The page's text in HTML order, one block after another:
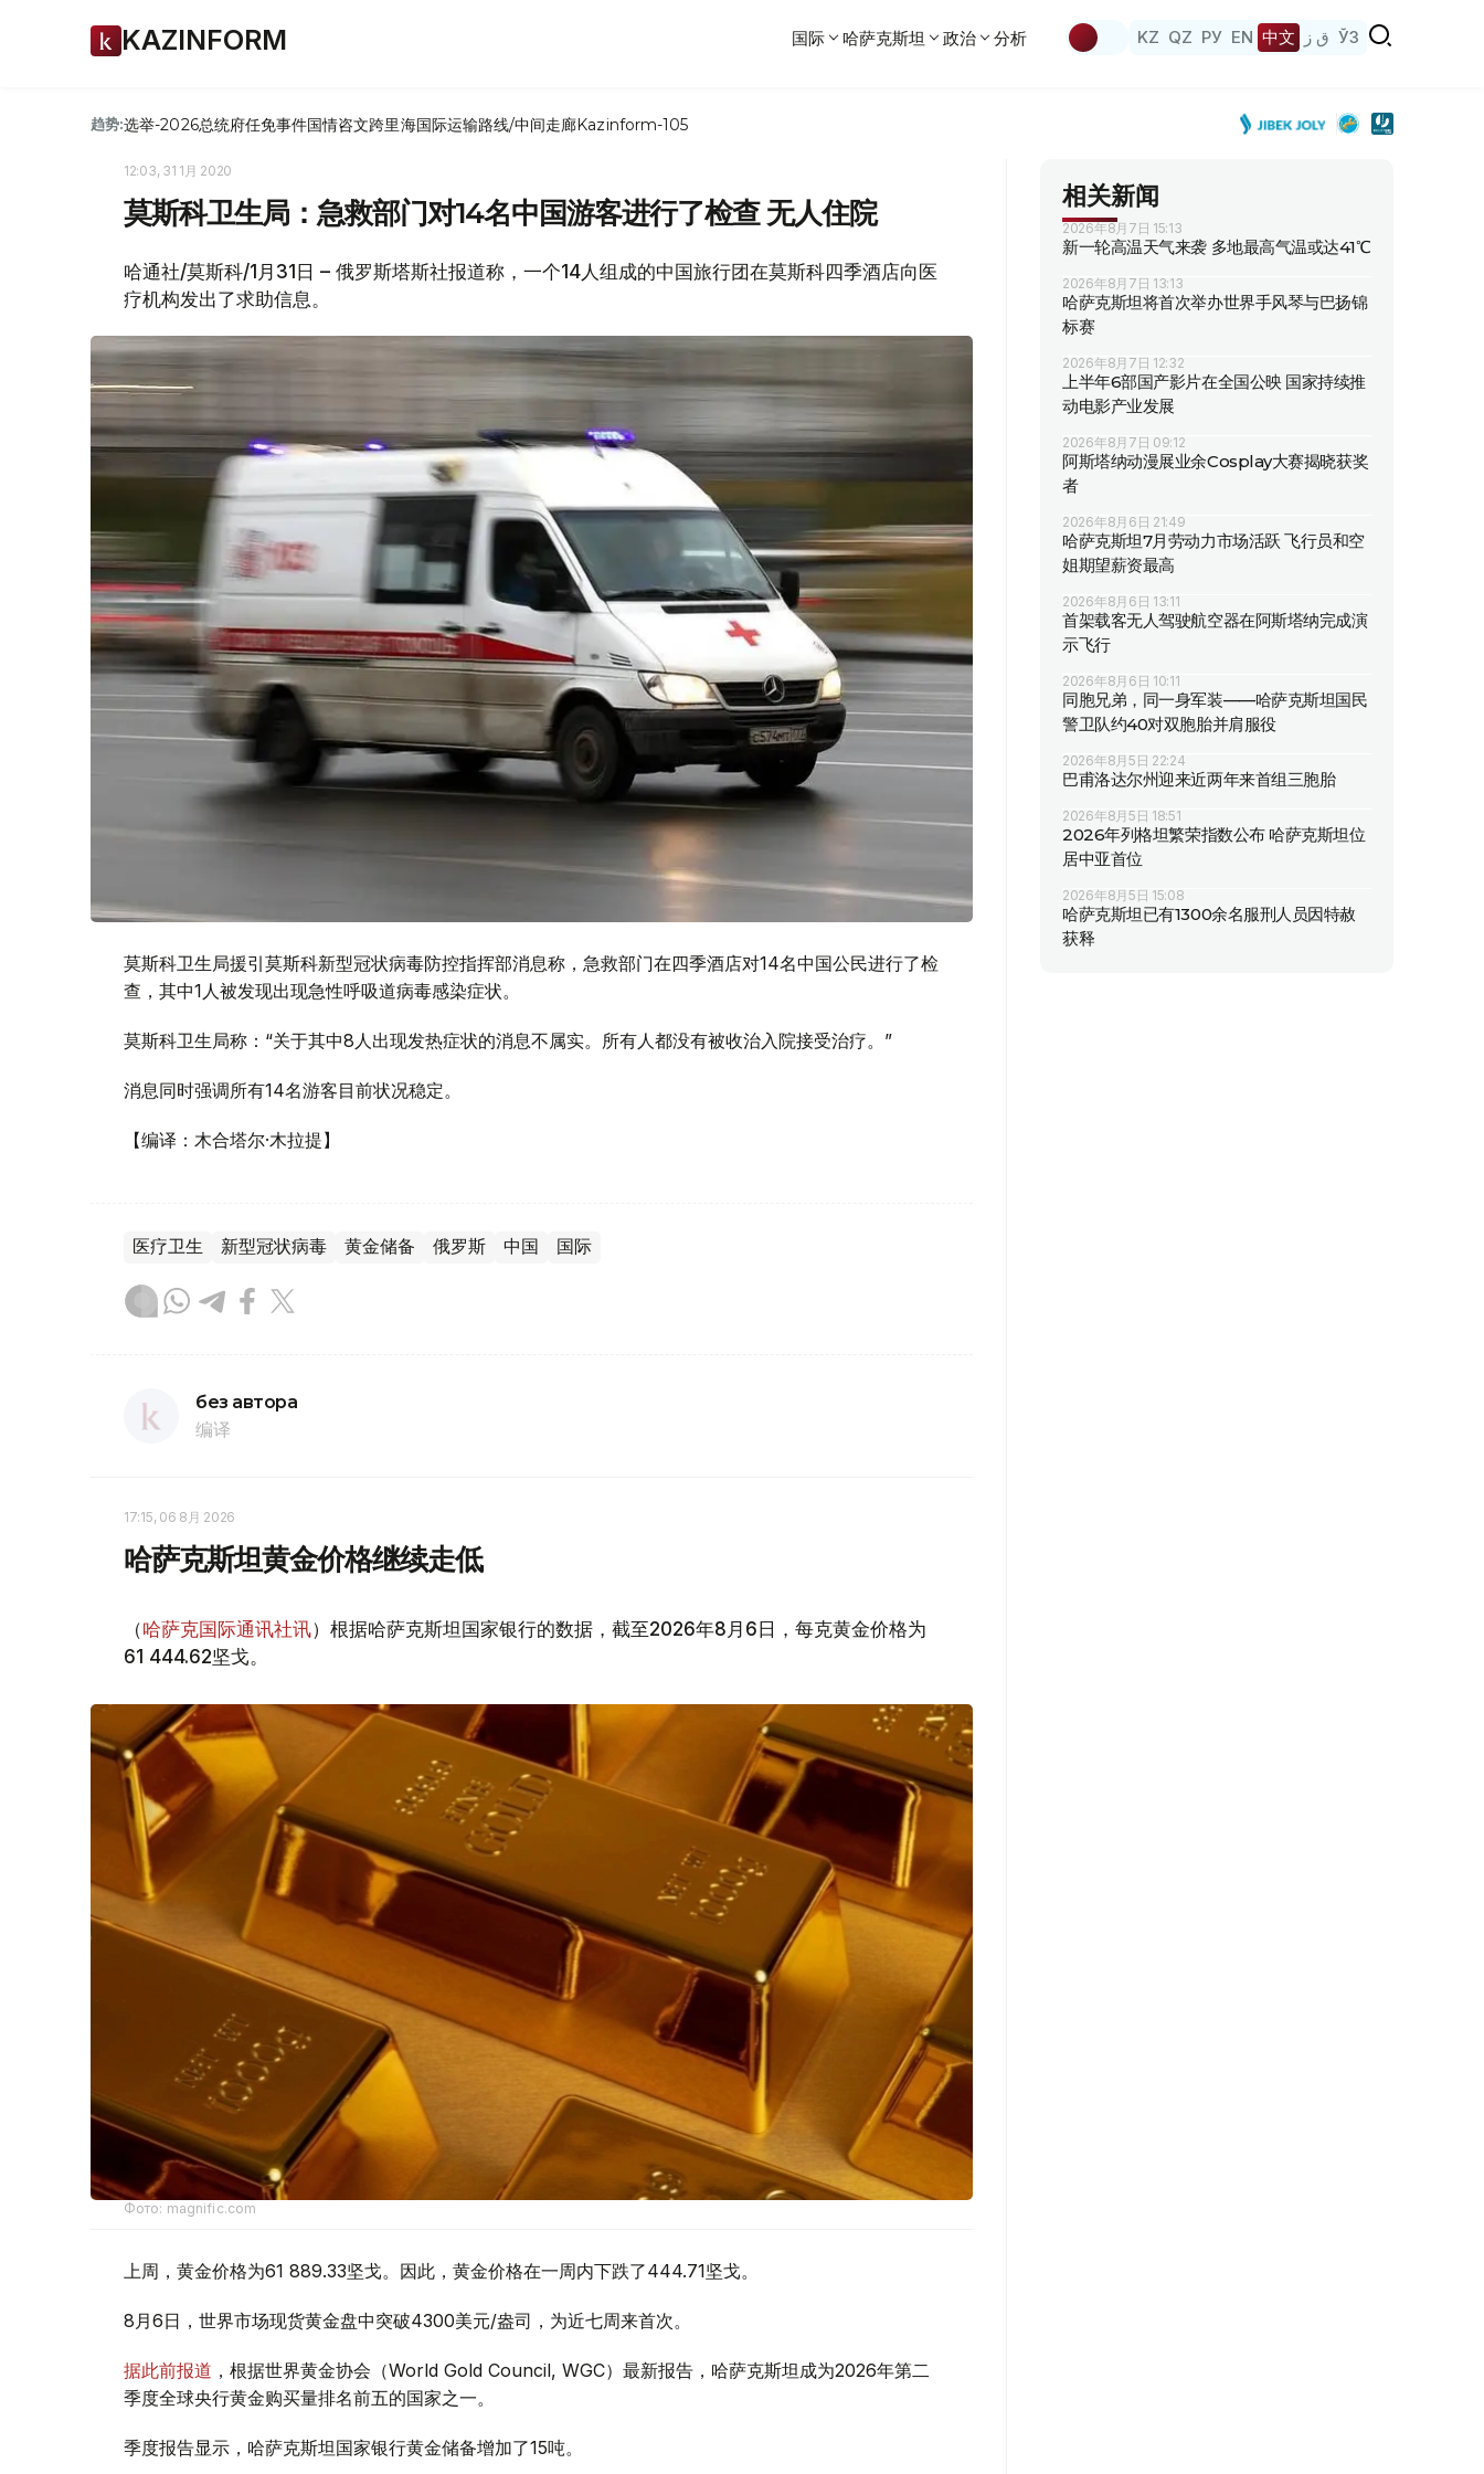
KAZINFORM 国际 哈萨克斯坦 政治 分析 KZ QZ РУ EN 中文 ق ز ЎЗ
趋势:选举-2026总统府任免事件国情咨文跨里海国际运输路线/中间走廊Kazinform-105
12:03, 31 1月 2020
莫斯科卫生局：急救部门对14名中国游客进行了检查 无人住院
哈通社/莫斯科/1月31日 – 俄罗斯塔斯社报道称，一个14人组成的中国旅行团在莫斯科四季酒店向医
疗机构发出了求助信息。
莫斯科卫生局援引莫斯科新型冠状病毒防控指挥部消息称，急救部门在四季酒店对14名中国公民进行了检
查，其中1人被发现出现急性呼吸道病毒感染症状。
莫斯科卫生局称：“关于其中8人出现发热症状的消息不属实。所有人都没有被收治入院接受治疗。”
消息同时强调所有14名游客目前状况稳定。
【编译：木合塔尔·木拉提】
医疗卫生 新型冠状病毒 黄金储备 俄罗斯 中国 国际
без автора
编译
17:15, 06 8月 2026
哈萨克斯坦黄金价格继续走低
（哈萨克国际通讯社讯）根据哈萨克斯坦国家银行的数据，截至2026年8月6日，每克黄金价格为
61 444.62坚戈。
Фото: magnific.com
上周，黄金价格为61 889.33坚戈。因此，黄金价格在一周内下跌了444.71坚戈。
8月6日，世界市场现货黄金盘中突破4300美元/盎司，为近七周来首次。
据此前报道 ，根据世界黄金协会（World Gold Council, WGC）最新报告，哈萨克斯坦成为2026年第二
季度全球央行黄金购买量排名前五的国家之一。
季度报告显示，哈萨克斯坦国家银行黄金储备增加了15吨。
相关新闻
2026年8月7日 15:13
新一轮高温天气来袭 多地最高气温或达41℃
2026年8月7日 13:13
哈萨克斯坦将首次举办世界手风琴与巴扬锦
标赛
2026年8月7日 12:32
上半年6部国产影片在全国公映 国家持续推
动电影产业发展
2026年8月7日 09:12
阿斯塔纳动漫展业余Cosplay大赛揭晓获奖
者
2026年8月6日 21:49
哈萨克斯坦7月劳动力市场活跃 飞行员和空
姐期望薪资最高
2026年8月6日 13:11
首架载客无人驾驶航空器在阿斯塔纳完成演
示飞行
2026年8月6日 10:11
同胞兄弟，同一身军装——哈萨克斯坦国民
警卫队约40对双胞胎并肩服役
2026年8月5日 22:24
巴甫洛达尔州迎来近两年来首组三胞胎
2026年8月5日 18:51
2026年列格坦繁荣指数公布 哈萨克斯坦位
居中亚首位
2026年8月5日 15:08
哈萨克斯坦已有1300余名服刑人员因特赦
获释